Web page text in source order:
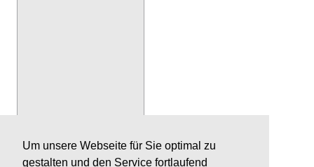
Um unsere Webseite für Sie optimal zu
gestalten und den Service fortlaufend